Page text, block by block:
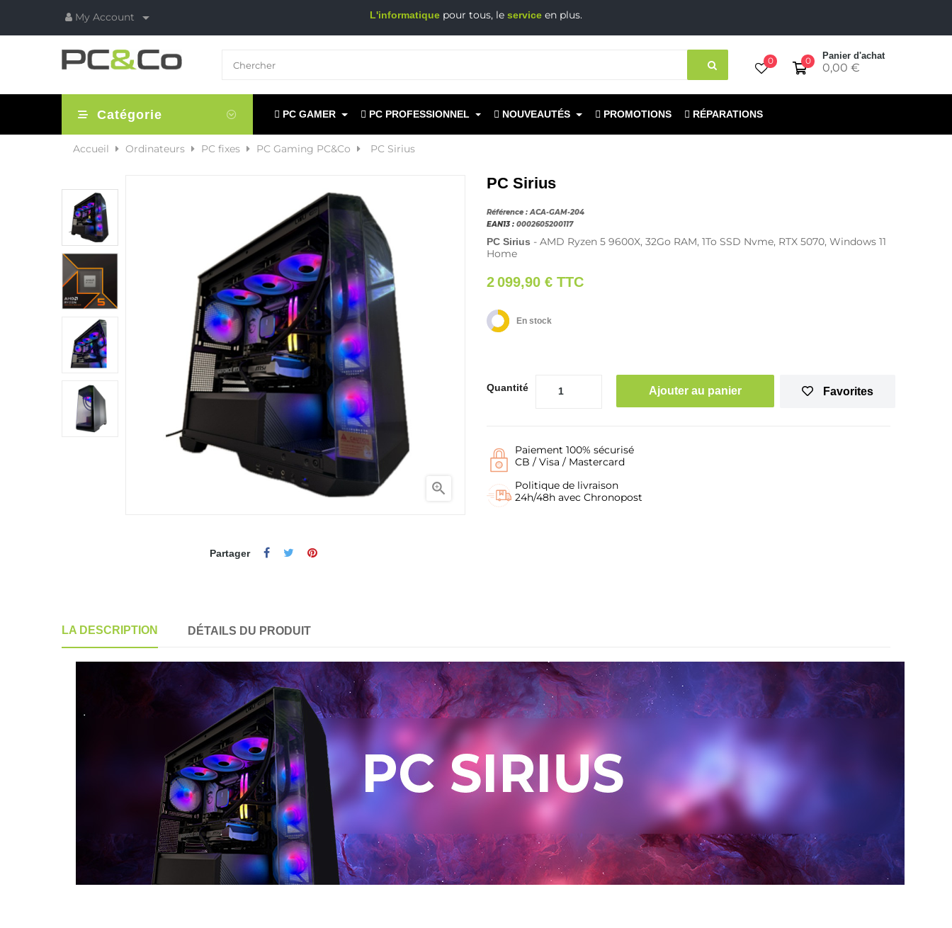
My Account  L'informatique pour tous, le service en plus.
0 Panier d'achat
0,00 €
0
Catégorie PC GAMER PC PROFESSIONNEL NOUVEAUTÉS PROMOTIONS RÉPARATIONS
Accueil Ordinateurs PC fixes PC Gaming PC&Co PC Sirius

Partager
PC Sirius
Référence :ACA-GAM-204
EAN13 : 0002605200117
PC Sirius - AMD Ryzen 5 9600X, 32Go RAM, 1To SSD Nvme, RTX 5070, Windows 11
Home
2 099,90 € TTC
En stock
Quantité Ajouter au panier Favorites
Paiement 100% sécurisé
CB / Visa / Mastercard
Politique de livraison
24h/48h avec Chronopost
LA DESCRIPTION DÉTAILS DU PRODUIT